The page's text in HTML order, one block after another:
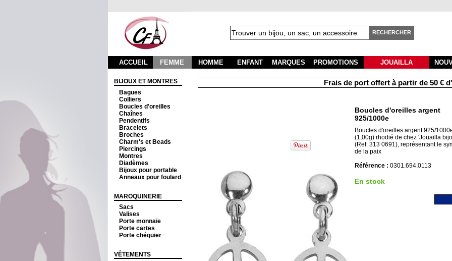
RECHERCHER
ACCUEIL FEMME HOMME ENFANT MARQUES PROMOTIONS JOUAILLA
BIJOUX ET MONTRES
Bagues
Colliers
Boucles d'oreilles
Chaînes
Pendentifs
Bracelets
Broches
Charm's et Beads
Piercings
Montres
Diadèmes
Bijoux pour portable
Anneaux pour foulard
MAROQUINERIE
Sacs
Valises
Porte monnaie
Porte cartes
Porte chéquier
VÊTEMENTS
Frais de port offert à partir de 50 €
Boucles d'oreilles argent
925/1000e
Boucles d'oreilles argent 925/
(1,00g) rhodié de chez 'Jouailla
(Ref: 313 0691), représentant le
de la paix
Référence : 0301.694.0113
En stock